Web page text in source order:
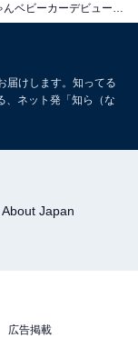
届けします。知ってる
、ネット発「知ら（な
About Japan
広告掲載